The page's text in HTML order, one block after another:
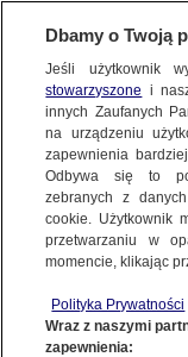
WYŚLIJ
NAJNOWSZE
GORĄCE
Jedno
Dbamy o Twoją
Jeśli użytkownik
stowarzyszone i
innych Zaufanych
na urządzeniu
zapewnienia
Odbywa się to
zebranych z
cookie. Użytkownik
przetwarzaniu w
momencie, klikając
Polityka Prywatności
Wraz z naszymi
zapewnienia: